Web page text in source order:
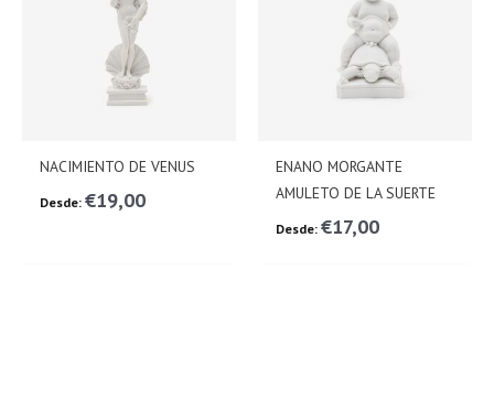
NACIMIENTO DE VENUS
Desde:€19,00
ENANO MORGANTE
AMULETO DE LA SUERTE
Desde:€17,00